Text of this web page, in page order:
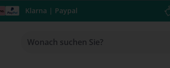
Klarna | Paypal